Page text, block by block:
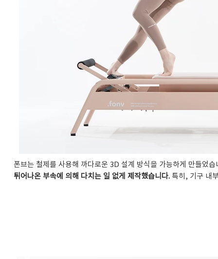
폰브는 철제를 사용해 까다로운 3D 설계 방식을 가능하게 만들었
튀어나온 부속에 의해 다치는 일 없게 제작했습니다.특히, 기구 내